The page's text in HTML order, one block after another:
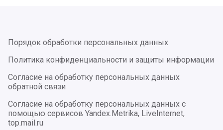
Порядок обработки персональных данных
Политика конфиденциальности и защиты информации
Согласие на обработку персональных данных
обратной связи
Согласие на обработку персональных данных с
помощью сервисов Yandex.Metrika, LiveInternet,
top.mail.ru